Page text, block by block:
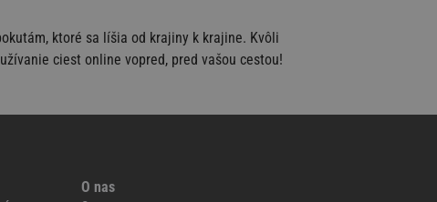
ktoré sa líšia od krajiny k krajine. Kvôli
ciest online vopred, pred vašou cestou!
O nas